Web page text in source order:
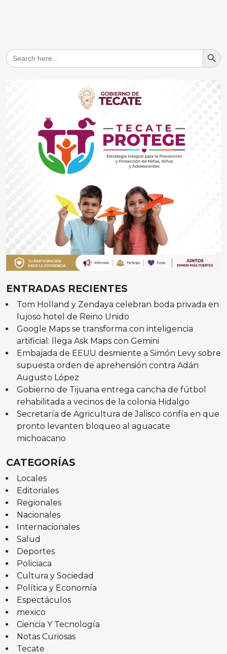
Search
for:
Search
ENTRADAS RECIENTES
Tom Holland y Zendaya celebran boda privada en
lujoso hotel de Reino Unido
Google Maps se transforma con inteligencia
artificial: llega Ask Maps con Gemini
Embajada de EEUU desmiente a Simón Levy sobre
supuesta orden de aprehensión contra Adán
Augusto López
Gobierno de Tijuana entrega cancha de fútbol
rehabilitada a vecinos de la colonia Hidalgo
Secretaría de Agricultura de Jalisco confía en que
pronto levanten bloqueo al aguacate
michoacano
CATEGORÍAS
Locales
Editoriales
Regionales
Nacionales
Internacionales
Salud
Deportes
Policiaca
Cultura y Sociedad
Política y Economía
Espectáculos
mexico
Ciencia Y Tecnología
Notas Curiosas
Tecate